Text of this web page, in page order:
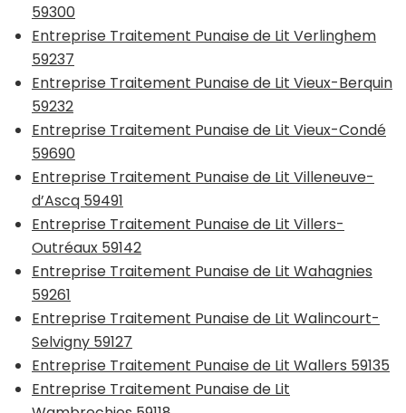
59300
Entreprise Traitement Punaise de Lit Verlinghem
59237
Entreprise Traitement Punaise de Lit Vieux-Berquin
59232
Entreprise Traitement Punaise de Lit Vieux-Condé
59690
Entreprise Traitement Punaise de Lit Villeneuve-
d’Ascq 59491
Entreprise Traitement Punaise de Lit Villers-
Outréaux 59142
Entreprise Traitement Punaise de Lit Wahagnies
59261
Entreprise Traitement Punaise de Lit Walincourt-
Selvigny 59127
Entreprise Traitement Punaise de Lit Wallers 59135
Entreprise Traitement Punaise de Lit